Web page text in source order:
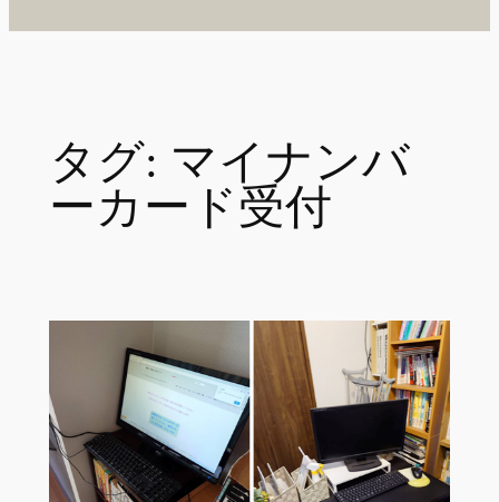
タグ: マイナンバ
ーカード受付